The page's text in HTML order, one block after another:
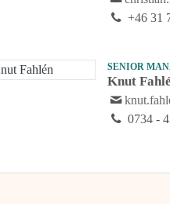
+46 31
SENIOR
Knut
0734 -